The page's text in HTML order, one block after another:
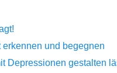
und begegnen
Depressionen gestalten